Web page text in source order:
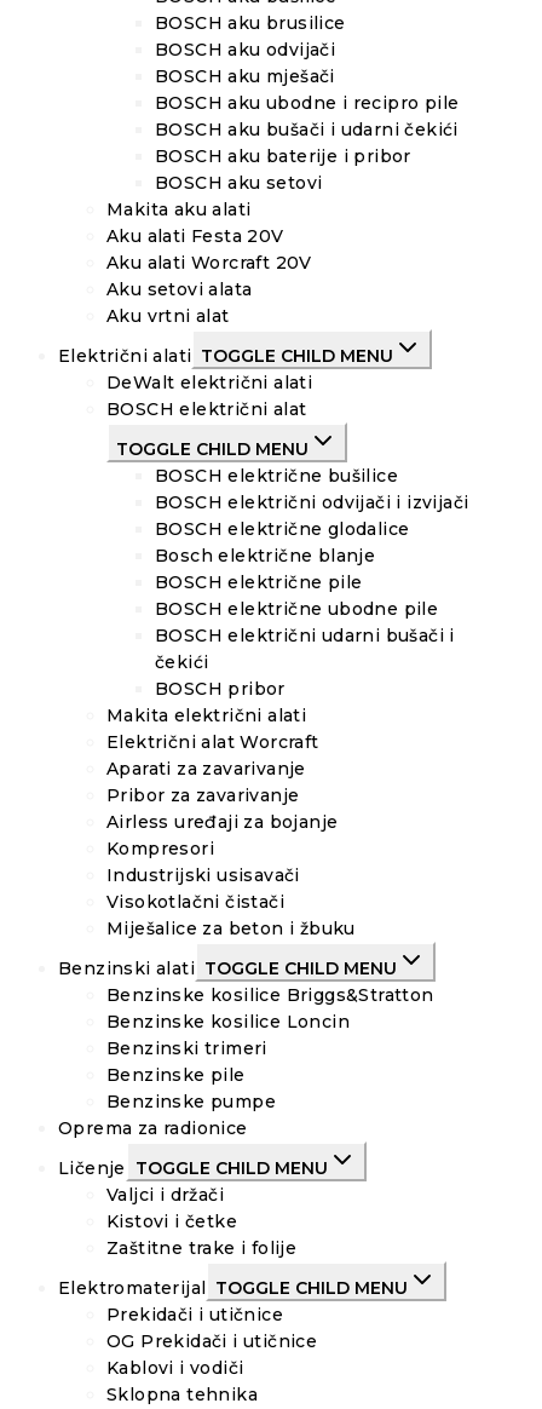
BOSCH aku brusilice
BOSCH aku odvijači
BOSCH aku mješači
BOSCH aku ubodne i recipro pile
BOSCH aku bušači i udarni čekići
BOSCH aku baterije i pribor
BOSCH aku setovi
Makita aku alati
Aku alati Festa 20V
Aku alati Worcraft 20V
Aku setovi alata
Aku vrtni alat
Električni alati TOGGLE CHILD MENU
DeWalt električni alati
BOSCH električni alat
TOGGLE CHILD MENU
BOSCH električne bušilice
BOSCH električni odvijači i izvijači
BOSCH električne glodalice
Bosch električne blanje
BOSCH električne pile
BOSCH električne ubodne pile
BOSCH električni udarni bušači i
čekići
BOSCH pribor
Makita električni alati
Električni alat Worcraft
Aparati za zavarivanje
Pribor za zavarivanje
Airless uređaji za bojanje
Kompresori
Industrijski usisavači
Visokotlačni čistači
Miješalice za beton i žbuku
Benzinski alati TOGGLE CHILD MENU
Benzinske kosilice Briggs&Stratton
Benzinske kosilice Loncin
Benzinski trimeri
Benzinske pile
Benzinske pumpe
Oprema za radionice
Ličenje
TOGGLE CHILD MENU
Valjci i držači
Kistovi i četke
Zaštitne trake i folije
Elektromaterijal
TOGGLE CHILD MENU
Prekidači i utičnice
OG Prekidači i utičnice
Kablovi i vodiči
Sklopna tehnika